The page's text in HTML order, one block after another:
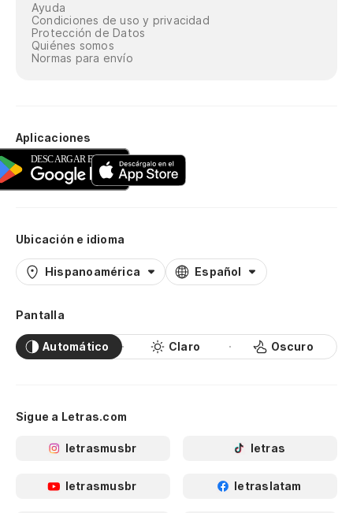
Ayuda
Condiciones de uso y privacidad
Protección de Datos
Quiénes somos
Normas para envío
Aplicaciones
Ubicación e idioma
Hispanoamérica Español
Pantalla
Automático Claro Oscuro
Sigue a Letras.com
letrasmusbr letras
letrasmusbr letraslatam